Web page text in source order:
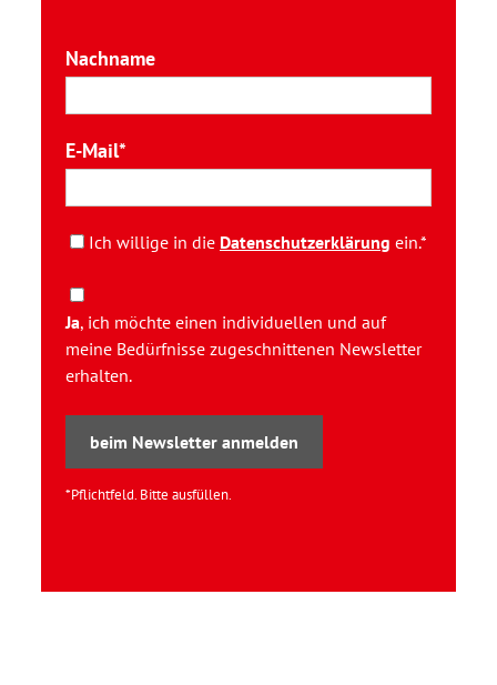
Nachname
E-Mail
Ich willige in die Datenschutzerklärung ein.*
Ja, ich möchte einen individuellen und auf
meine Bedürfnisse zugeschnittenen Newsletter
erhalten.
beim Newsletter anmelden
*Pflichtfeld. Bitte ausfüllen.